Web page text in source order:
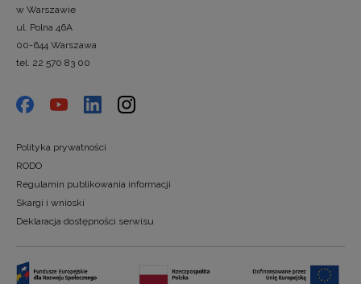
w Warszawie
ul. Polna 46A
00-644 Warszawa
tel. 22 570 83 00
Polityka prywatności
RODO
Regulamin publikowania informacji
Skargi i wnioski
Deklaracja dostępności serwisu